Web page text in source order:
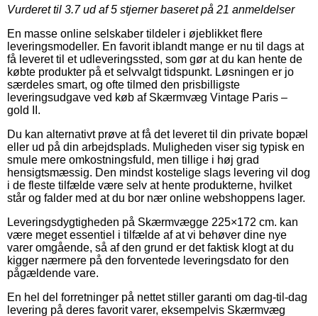
Vurderet til 3.7ud af 5 stjerner baseret på 21 anmeldelser
En masse online selskaber tildeler i øjeblikket flere
leveringsmodeller. En favorit iblandt mange er nu til dags at
få leveret til et udleveringssted, som gør at du kan hente de
købte produkter på et selvvalgt tidspunkt. Løsningen er jo
særdeles smart, og ofte tilmed den prisbilligste
leveringsudgave ved køb af Skærmvæg Vintage Paris –
gold II.
Du kan alternativt prøve at få det leveret til din private bopæl
eller ud på din arbejdsplads. Muligheden viser sig typisk en
smule mere omkostningsfuld, men tillige i høj grad
hensigtsmæssig. Den mindst kostelige slags levering vil dog
i de fleste tilfælde være selv at hente produkterne, hvilket
står og falder med at du bor nær online webshoppens lager.
Leveringsdygtigheden på Skærmvægge 225×172 cm. kan
være meget essentiel i tilfælde af at vi behøver dine nye
varer omgående, så af den grund er det faktisk klogt at du
kigger nærmere på den forventede leveringsdato for den
pågældende vare.
En hel del forretninger på nettet stiller garanti om dag-til-dag
levering på deres favorit varer, eksempelvis Skærmvæg